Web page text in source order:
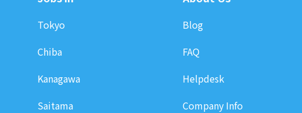
Tokyo
Chiba
Kanagawa
Saitama
Blog
FAQ
Helpdesk
Company Info